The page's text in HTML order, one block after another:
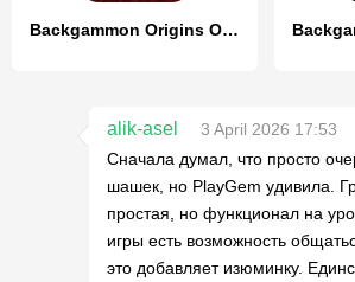
Backgammon Origins Online
alik-asel
3 April 2026 17:53
Сначала думал, что просто
шашек, но PlayGem удивила.
простая, но функционал на
игры есть возможность
это добавляет изюминку.